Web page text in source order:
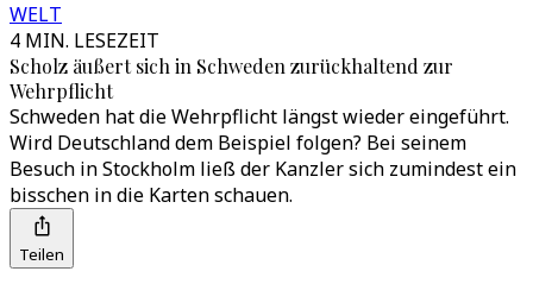
WELT
4 MIN. LESEZEIT
Scholz äußert sich in Schweden zurückhaltend zur
Wehrpflicht
Schweden hat die Wehrpflicht längst wieder eingeführt.
Wird Deutschland dem Beispiel folgen? Bei seinem
Besuch in Stockholm ließ der Kanzler sich zumindest ein
bisschen in die Karten schauen.
Teilen